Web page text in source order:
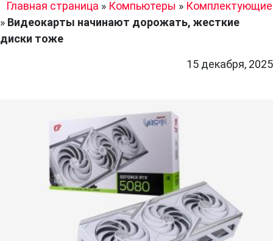
Главная страница » Компьютеры » Комплектующие
» Видеокарты начинают дорожать, жесткие
диски тоже
15 декабря, 2025